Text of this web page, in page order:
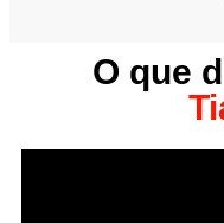
O que